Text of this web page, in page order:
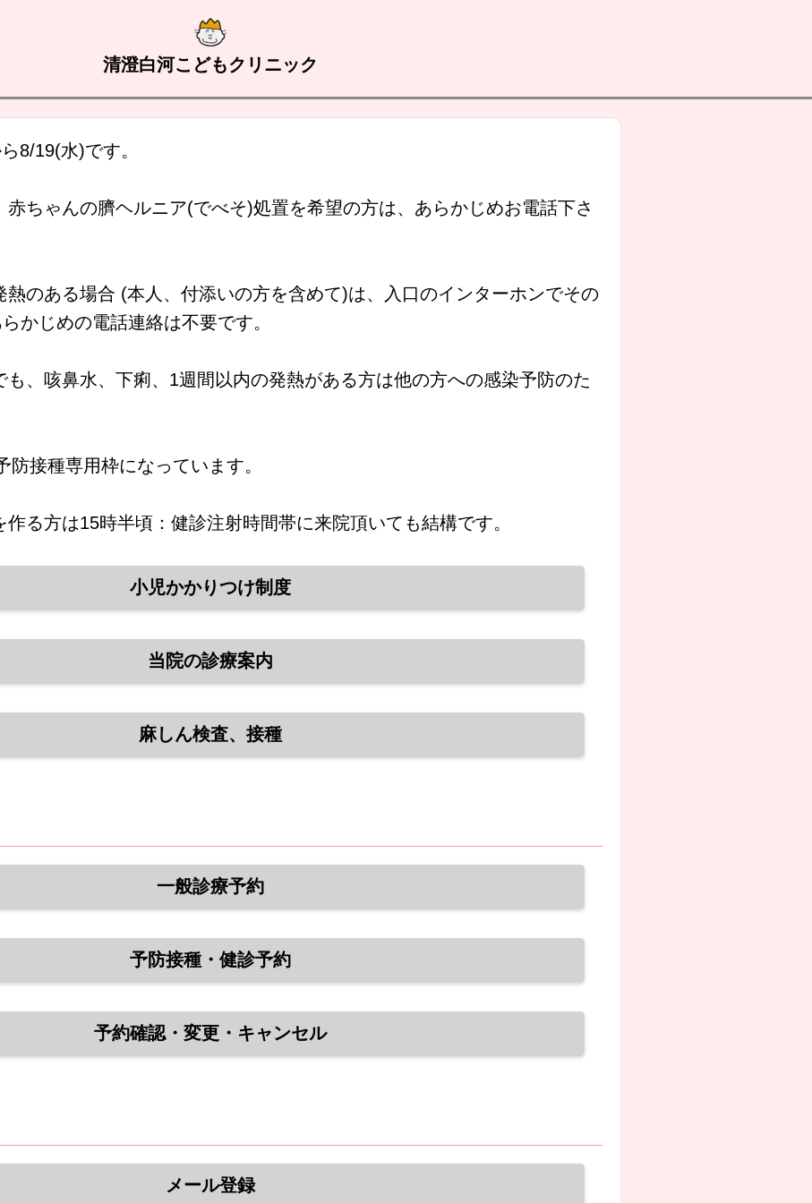
清澄白河こどもクリニック
8/19(水)です。
ちゃんの臍ヘルニア(でべそ)処置を希望の方は、あらかじめお電話下さ
熱のある場合 (本人、付添いの方を含めて)は、入口のインターホンでその
かじめの電話連絡は不要です。
、咳鼻水、下痢、1週間以内の発熱がある方は他の方への感染予防のた
接種専用枠になっています。
る方は15時半頃：健診注射時間帯に来院頂いても結構です。
小児かかりつけ制度
当院の診療案内
麻しん検査、接種
一般診療予約
予防接種・健診予約
予約確認・変更・キャンセル
メール登録